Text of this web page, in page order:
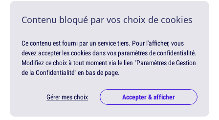
Contenu bloqué par vos choix de cookies
Ce contenu est fourni par un service tiers. Pour l'afficher, vous
devez accepter les cookies dans vos paramètres de confidentialité.
Modifiez ce choix à tout moment via le lien "Paramètres de Gestion
de la Confidentialité" en bas de page.
Gérer mes choix Accepter & afficher